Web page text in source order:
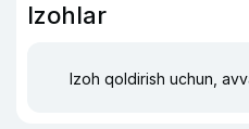
Izohlar
Izoh qoldirish uchun,